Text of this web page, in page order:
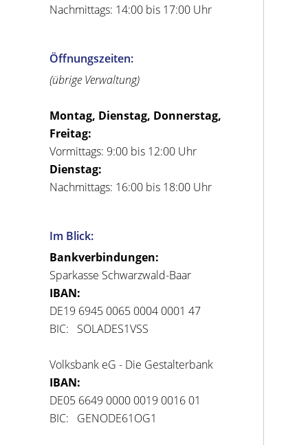
Nachmittags: 14:00 bis 17:00 Uhr
Öffnungszeiten:
(übrige Verwaltung)
Montag, Dienstag, Donnerstag,
Freitag:
Vormittags: 9:00 bis 12:00 Uhr
Dienstag:
Nachmittags: 16:00 bis 18:00 Uhr
Im Blick:
Bankverbindungen:
Sparkasse Schwarzwald-Baar
IBAN:
DE19 6945 0065 0004 0001 47
BIC: SOLADES1VSS
Volksbank eG - Die Gestalterbank
IBAN:
DE05 6649 0000 0019 0016 01
BIC: GENODE61OG1